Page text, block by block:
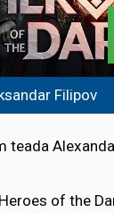
Filipov
teada
of the